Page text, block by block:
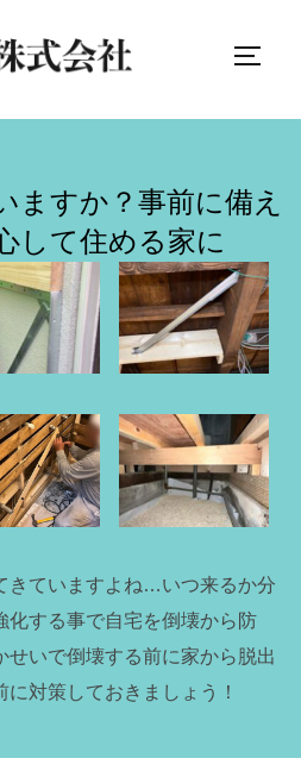
ますか？事前に備え
して住める家に
きていますよね…いつ来るか分
化する事で自宅を倒壊から防
せいで倒壊する前に家から脱出
対策しておきましょう！